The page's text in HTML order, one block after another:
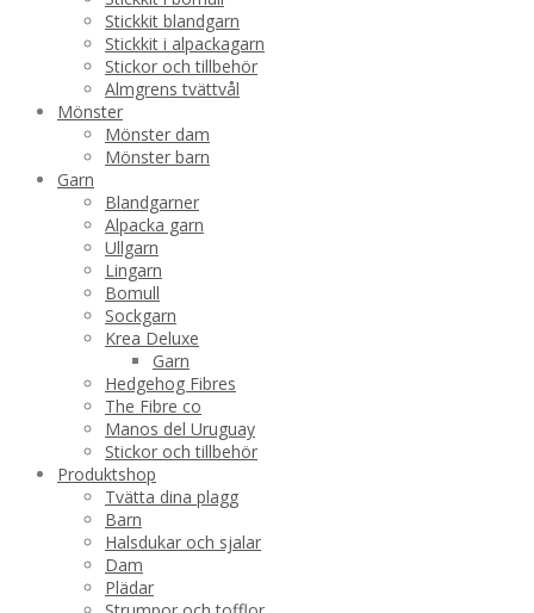
Stickkit blandgarn
Stickkit i alpackagarn
Stickor och tillbehör
Almgrens tvättvål
Mönster
Mönster dam
Mönster barn
Garn
Blandgarner
Alpacka garn
Ullgarn
Lingarn
Bomull
Sockgarn
Krea Deluxe
Garn
Hedgehog Fibres
The Fibre co
Manos del Uruguay
Stickor och tillbehör
Produktshop
Tvätta dina plagg
Barn
Halsdukar och sjalar
Dam
Plädar